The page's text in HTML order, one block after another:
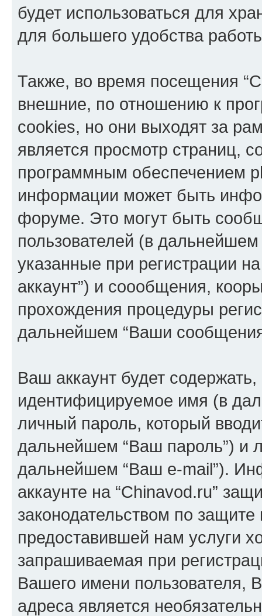
будет использоваться для
для большего удобства
Также, во время посещения
внешние, по отношению к
cookies, но они выходят за
является просмотр страниц,
программным обеспечением
информации может быть
форуме. Это могут быть
пользователей (в
указанные при регистрации
аккаунт”) и соообщения,
прохождения процедуры
дальнейшем “Ваши
Ваш аккаунт будет
идентифицируемое имя (в
личный пароль, который
дальнейшем “Ваш пароль”) и
дальнейшем “Ваш e-mail”).
аккаунте на “Chinavod.ru”
законодательством по
предоставившей нам услуги
запрашиваемая при
Вашего имени пользователя,
адреса является